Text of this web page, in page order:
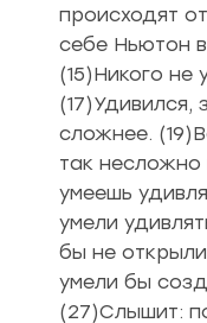
происходят
себе Ньютон
(15)Никого не
(17)Удивился,
сложнее.
так несложно
умеешь
умели
бы не
умели бы
(27)Слышит: